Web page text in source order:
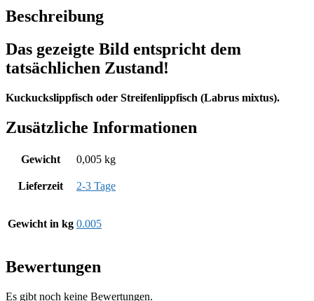
Beschreibung
Das gezeigte Bild entspricht dem
tatsächlichen Zustand!
Kuckuckslippfisch oder Streifenlippfisch (Labrus mixtus).
Zusätzliche Informationen
Gewicht 0,005 kg
Lieferzeit 2-3 Tage
Gewicht in kg 0.005
Bewertungen
Es gibt noch keine Bewertungen.